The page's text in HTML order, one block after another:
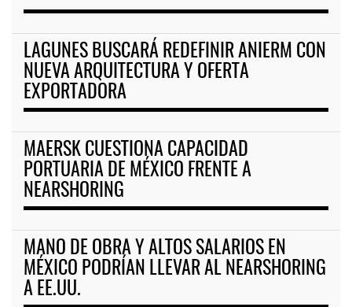
LAGUNES BUSCARÁ REDEFINIR ANIERM CON
NUEVA ARQUITECTURA Y OFERTA
EXPORTADORA
MAERSK CUESTIONA CAPACIDAD
PORTUARIA DE MÉXICO FRENTE A
NEARSHORING
MANO DE OBRA Y ALTOS SALARIOS EN
MÉXICO PODRÍAN LLEVAR AL NEARSHORING
A EE.UU.